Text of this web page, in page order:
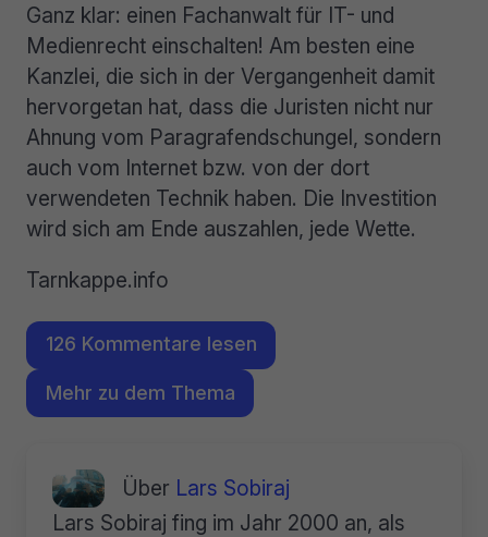
Ganz klar: einen Fachanwalt für IT- und
Medienrecht einschalten! Am besten eine
Kanzlei, die sich in der Vergangenheit damit
hervorgetan hat, dass die Juristen nicht nur
Ahnung vom Paragrafendschungel, sondern
auch vom Internet bzw. von der dort
verwendeten Technik haben. Die Investition
wird sich am Ende auszahlen, jede Wette.
Tarnkappe.info
126 Kommentare lesen
Mehr zu dem Thema
Über Lars Sobiraj
Lars Sobiraj fing im Jahr 2000 an, als